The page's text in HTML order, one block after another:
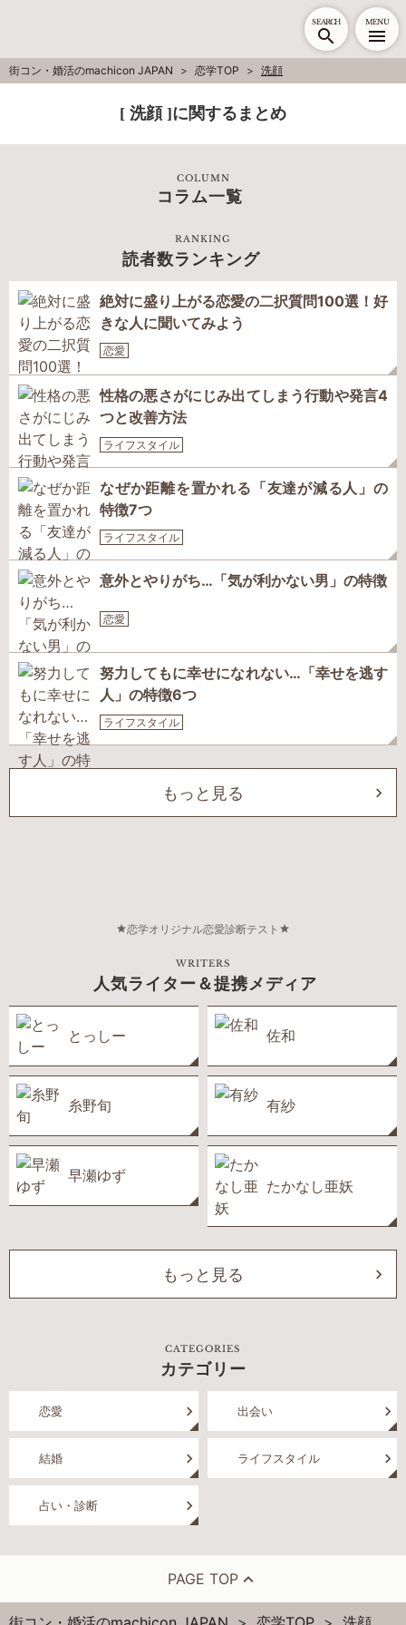
SEARCH MENU
街コン・婚活のmachicon JAPAN 恋学TOP 洗顔
[ 洗顔 ]に関するまとめ
COLUMN
コラム一覧
RANKING
読者数ランキング
絶対に盛り上がる恋愛の二択質問100選！好
きな人に聞いてみよう
恋愛
性格の悪さがにじみ出てしまう行動や発言4
つと改善方法
ライフスタイル
なぜか距離を置かれる「友達が減る人」の
特徴7つ
ライフスタイル
意外とやりがち…「気が利かない男」の特徴
恋愛
努力してもに幸せになれない…「幸せを逃す
人」の特徴6つ
ライフスタイル
もっと見る
恋学オリジナル恋愛診断テスト
WRITERS
人気ライター＆提携メディア
とっしー 佐和
糸野旬 有紗
早瀬ゆず
たかなし亜妖
もっと見る
CATEGORIES
カテゴリー
恋愛 出会い
結婚 ライフスタイル
占い・診断
PAGE TOP